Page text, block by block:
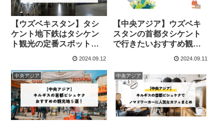
【ウズベキスタン】タシ
ケント地下鉄はタシケン
ト観光の定番スポット！
見どころや歴史を紹介！
2024.09.12
【中央アジア】ウズベキ
スタンの首都タシケント
で行きたいおすすめ観光
2024.09.11
中央アジア 中央アジア